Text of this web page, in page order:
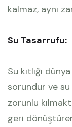
kalmaz, aynı
Su Tasarrufu:
Su kıtlığı
sorundur ve su
zorunlu
geri